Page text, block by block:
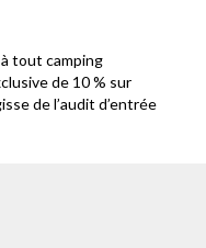
tout camping
de 10 % sur
de l’audit d’entrée